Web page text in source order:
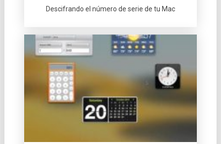
Descifrando el número de serie de tu Mac